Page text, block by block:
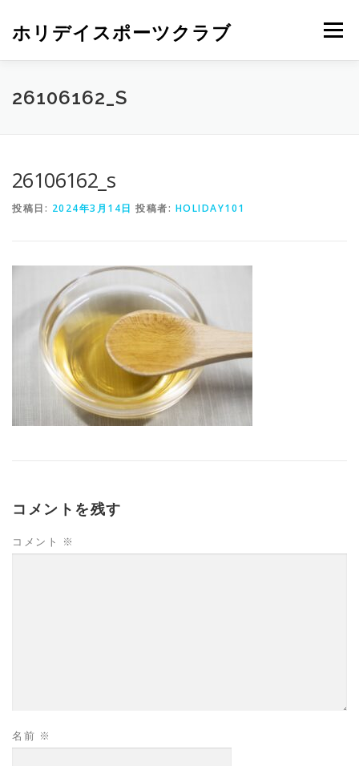
ホリデイスポーツクラブ メニュー
26106162_S
26106162_s
投稿日: 2024年3月14日 投稿者: HOLIDAY101
コメントを残す
コメント ※
名前 ※